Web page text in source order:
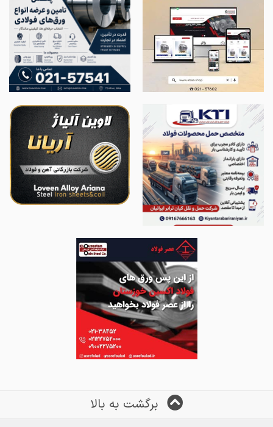
برگشت به بالا